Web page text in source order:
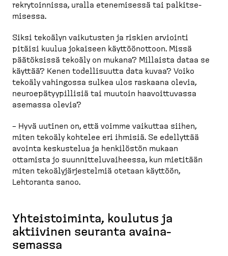
rekrytoinnissa, uralla etenemisessä tai palkit­se­
misessa.
Siksi tekoälyn vaikutusten ja riskien arviointi
pitäisi kuulua jokaiseen käyttöön­ottoon. Missä
päätöksissä tekoäly on mukana? Millaista dataa se
käyttää? Kenen todelli­suutta data kuvaa? Voiko
tekoäly vahingossa sulkea ulos raskaana olevia,
neuroe­pä­tyy­pillisiä tai muutoin haavoit­tuvassa
asemassa olevia?
– Hyvä uutinen on, että voimme vaikuttaa siihen,
miten tekoäly kohtelee eri ihmisiä. Se edellyttää
avointa keskustelua ja henkilöstön mukaan
ottamista jo suunnit­te­lu­vai­heessa, kun mietitään
miten tekoäly­jär­jes­telmiä otetaan käyttöön,
Lehtoranta sanoo.
Yhteis­toiminta, koulutus ja
aktiivinen seuranta avaina­
semassa